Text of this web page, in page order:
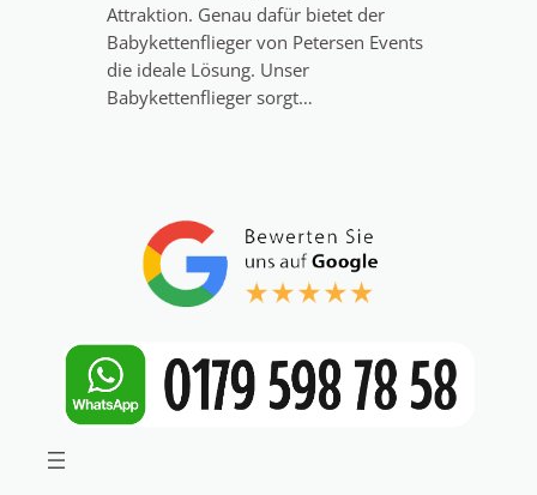
Attraktion. Genau dafür bietet der
Babykettenflieger von Petersen Events
die ideale Lösung. Unser
Babykettenflieger sorgt…